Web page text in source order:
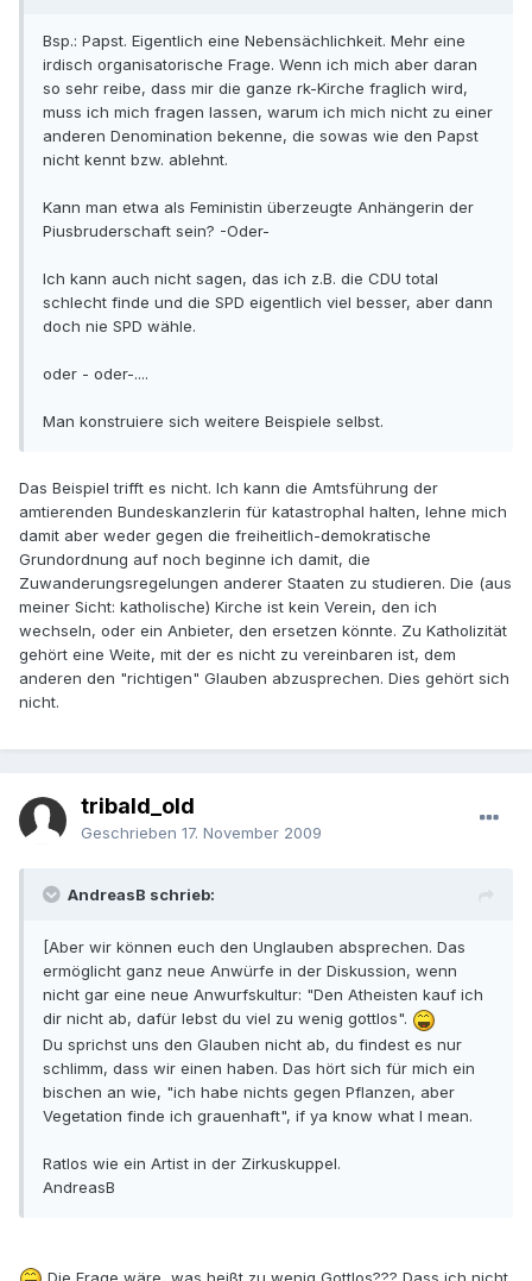
Bsp.: Papst. Eigentlich eine Nebensächlichkeit. Mehr eine
irdisch organisatorische Frage. Wenn ich mich aber daran
so sehr reibe, dass mir die ganze rk-Kirche fraglich wird,
muss ich mich fragen lassen, warum ich mich nicht zu einer
anderen Denomination bekenne, die sowas wie den Papst
nicht kennt bzw. ablehnt.
Kann man etwa als Feministin überzeugte Anhängerin der
Piusbruderschaft sein? -Oder-
Ich kann auch nicht sagen, das ich z.B. die CDU total
schlecht finde und die SPD eigentlich viel besser, aber dann
doch nie SPD wähle.
oder - oder-....
Man konstruiere sich weitere Beispiele selbst.
Das Beispiel trifft es nicht. Ich kann die Amtsführung der
amtierenden Bundeskanzlerin für katastrophal halten, lehne mich
damit aber weder gegen die freiheitlich-demokratische
Grundordnung auf noch beginne ich damit, die
Zuwanderungsregelungen anderer Staaten zu studieren. Die (aus
meiner Sicht: katholische) Kirche ist kein Verein, den ich
wechseln, oder ein Anbieter, den ersetzen könnte. Zu Katholizität
gehört eine Weite, mit der es nicht zu vereinbaren ist, dem
anderen den "richtigen" Glauben abzusprechen. Dies gehört sich
nicht.
tribald_old
Geschrieben 17. November 2009
AndreasB schrieb:
[Aber wir können euch den Unglauben absprechen. Das
ermöglicht ganz neue Anwürfe in der Diskussion, wenn
nicht gar eine neue Anwurfskultur: "Den Atheisten kauf ich
dir nicht ab, dafür lebst du viel zu wenig gottlos".
Du sprichst uns den Glauben nicht ab, du findest es nur
schlimm, dass wir einen haben. Das hört sich für mich ein
bischen an wie, "ich habe nichts gegen Pflanzen, aber
Vegetation finde ich grauenhaft", if ya know what I mean.
Ratlos wie ein Artist in der Zirkuskuppel.
AndreasB